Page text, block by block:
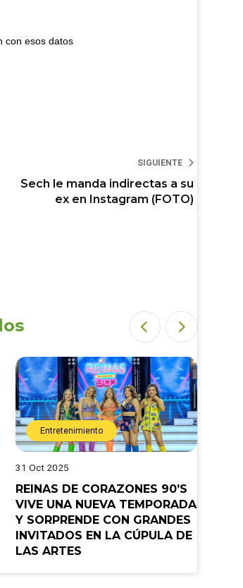
con esos datos
SIGUIENTE
Sech le manda indirectas a su
ex en Instagram (FOTO)
Entretenimiento
31 Oct 2025
REINAS DE CORAZONES 90’S
VIVE UNA NUEVA TEMPORADA
Y SORPRENDE CON GRANDES
INVITADOS EN LA CÚPULA DE
LAS ARTES